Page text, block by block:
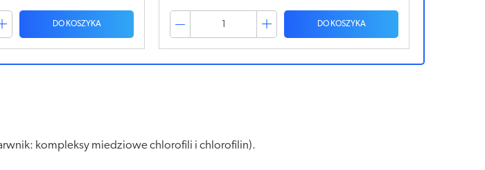
DO KOSZYKA DO KOSZYKA
kompleksy miedziowe chlorofili i chlorofilin).